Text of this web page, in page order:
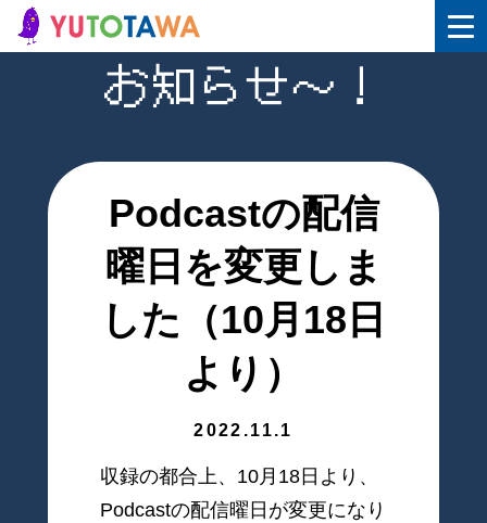
お知らせ〜！
Podcastの配信
曜日を変更しま
した（10月18日
より）
2022.11.1
収録の都合上、10月18日より、
Podcastの配信曜日が変更になり